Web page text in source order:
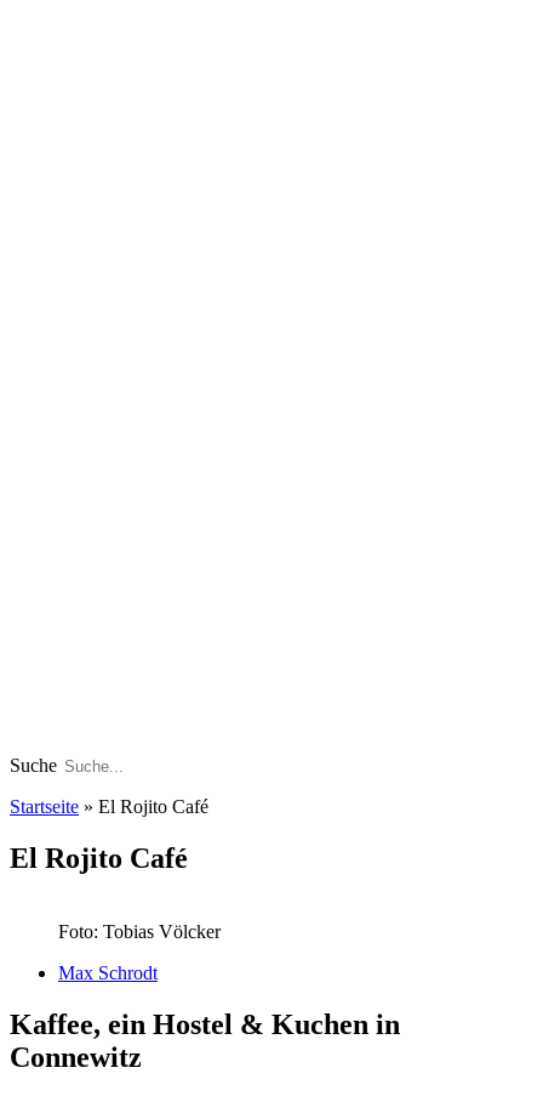
Suche
Startseite » El Rojito Café
El Rojito Café
Foto: Tobias Völcker
Max Schrodt
Kaffee, ein Hostel & Kuchen in
Connewitz